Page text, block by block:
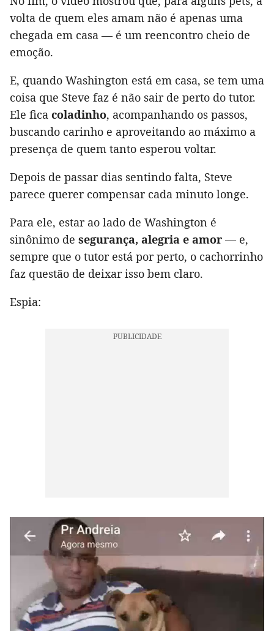
volta de quem eles amam não é apenas uma
chegada em casa — é um reencontro cheio de
emoção.
E, quando Washington está em casa, se tem uma
coisa que Steve faz é não sair de perto do tutor.
Ele fica coladinho, acompanhando os passos,
buscando carinho e aproveitando ao máximo a
presença de quem tanto esperou voltar.
Depois de passar dias sentindo falta, Steve
parece querer compensar cada minuto longe.
Para ele, estar ao lado de Washington é
sinônimo de segurança, alegria e amor — e,
sempre que o tutor está por perto, o cachorrinho
faz questão de deixar isso bem claro.
Espia: